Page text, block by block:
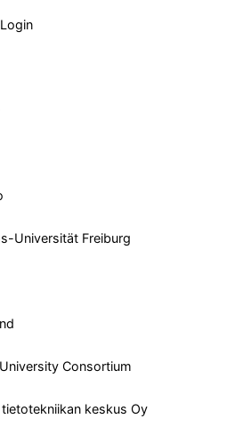
Universität Freiburg
Consortium
keskus Oy